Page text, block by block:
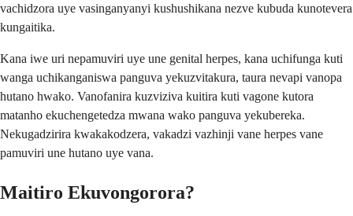
vachidzora uye vasinganyanyi kushushikana nezve kubuda kunotevera
kungaitika.
Kana iwe uri nepamuviri uye une genital herpes, kana uchifunga kuti
wanga uchikanganiswa panguva yekuzvitakura, taura nevapi vanopa
hutano hwako. Vanofanira kuzviziva kuitira kuti vagone kutora
matanho ekuchengetedza mwana wako panguva yekubereka.
Nekugadzirira kwakakodzera, vakadzi vazhinji vane herpes vane
pamuviri une hutano uye vana.
Maitiro Ekuvongorora?